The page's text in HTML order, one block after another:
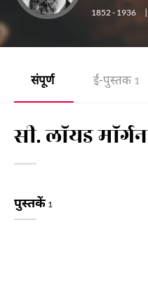
1852 - 1936
संपूर्ण ई-पुस्तक 1
सी. लॉयड मॉर्गन
पुस्तकें 1